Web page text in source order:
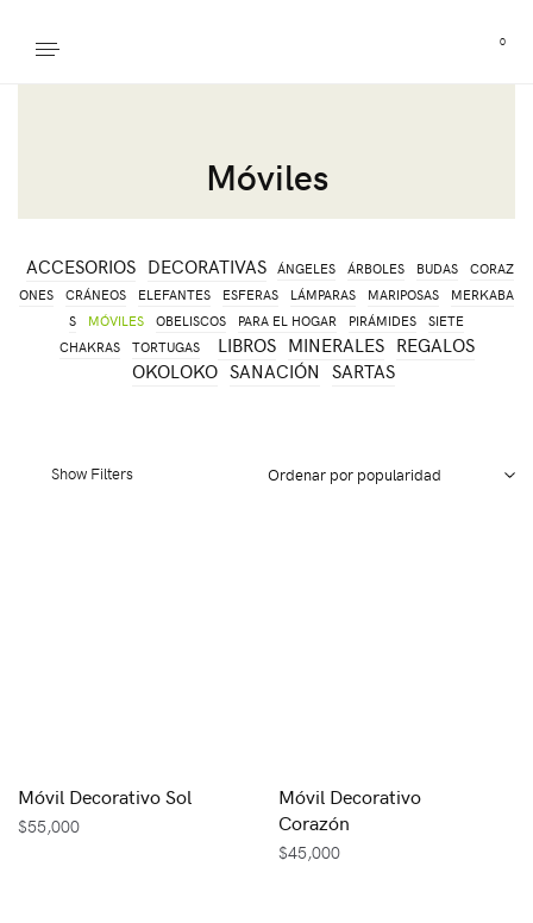
0
Móviles
ACCESORIOS DECORATIVAS ÁNGELES ÁRBOLES BUDAS
CORAZ
ONES
CRÁNEOS ELEFANTES ESFERAS LÁMPARAS MARIPOSAS
MERKABA
S
MÓVILES OBELISCOS PARA EL HOGAR PIRÁMIDES
SIETE
CHAKRAS
TORTUGAS LIBROS MINERALES REGALOS
OKOLOKO SANACIÓN SARTAS
Show Filters
Móvil Decorativo Sol
$55,000
Móvil Decorativo
Corazón
$45,000